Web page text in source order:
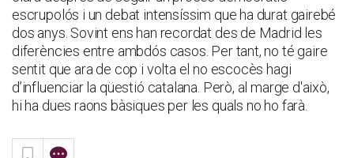
escrupolós i un debat intensíssim que ha durat gairebé
dos anys. Sovint ens han recordat des de Madrid les
diferències entre ambdós casos. Per tant, no té gaire
sentit que ara de cop i volta el no escocès hagi
d’influenciar la qüestió catalana. Però, al marge d'això,
hi ha dues raons bàsiques per les quals no ho farà.